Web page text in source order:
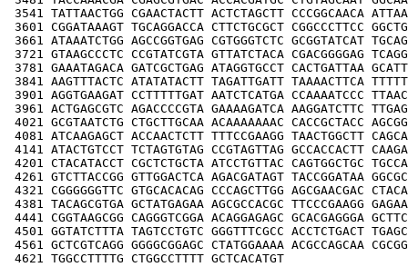
3541 TATTAACTGG CGAACTACTT ACTCTAGCTT CCCGGCAACA
3601 CGGATAAAGT TGCAGGACCA CTTCTGCGCT CGGCCCTTCC
3661 ATAAATCTGG AGCCGGTGAG CGTGGGTCTC GCGGTATCAT
3721 GTAAGCCCTC CCGTATCGTA GTTATCTACA CGACGGGGAG
3781 GAAATAGACA GATCGCTGAG ATAGGTGCCT CACTGATTAA
3841 AAGTTTACTC ATATATACTT TAGATTGATT TAAAACTTCA
3901 AGGTGAAGAT CCTTTTTGAT AATCTCATGA CCAAAATCCC
3961 ACTGAGCGTC AGACCCCGTA GAAAAGATCA AAGGATCTTC
4021 GCGTAATCTG CTGCTTGCAA ACAAAAAAAC CACCGCTACC
4081 ATCAAGAGCT ACCAACTCTT TTTCCGAAGG TAACTGGCTT
4141 ATACTGTCCT TCTAGTGTAG CCGTAGTTAG GCCACCACTT
4201 CTACATACCT CGCTCTGCTA ATCCTGTTAC CAGTGGCTGC
4261 GTCTTACCGG GTTGGACTCA AGACGATAGT TACCGGATAA
4321 CGGGGGGTTC GTGCACACAG CCCAGCTTGG AGCGAACGAC
4381 TACAGCGTGA GCTATGAGAA AGCGCCACGC TTCCCGAAGG
4441 CGGTAAGCGG CAGGGTCGGA ACAGGAGAGC GCACGAGGGA
4501 GGTATCTTTA TAGTCCTGTC GGGTTTCGCC ACCTCTGACT
4561 GCTCGTCAGG GGGGCGGAGC CTATGGAAAA ACGCCAGCAA
4621 TGGCCTTTTG CTGGCCTTTT GCTCACATGT